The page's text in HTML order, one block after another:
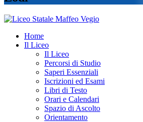
Home
Il Liceo
Il Liceo
Percorsi di Studio
Saperi Essenziali
Iscrizioni ed Esami
Libri di Testo
Orari e Calendari
Spazio di Ascolto
Orientamento